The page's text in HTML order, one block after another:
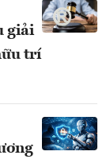
giải
trí